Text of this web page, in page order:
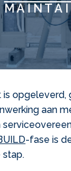
is opgeleverd,
aan
-fase is
stap.